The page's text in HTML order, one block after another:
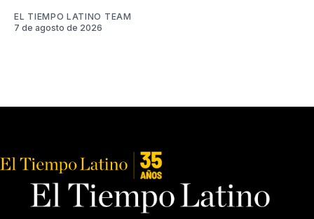
EL TIEMPO LATINO TEAM
7 de agosto de 2026